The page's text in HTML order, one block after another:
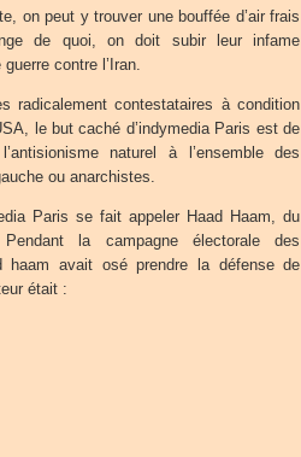
on peut y trouver une bouffée d’air frais
de quoi, on doit subir leur infame
contre l’Iran.
radicalement contestataires à condition
le but caché d’indymedia Paris est de
naturel à l’ensemble des
ou anarchistes.
Paris se fait appeler Haad Haam, du
la campagne électorale des
haam avait osé prendre la défense de
était :